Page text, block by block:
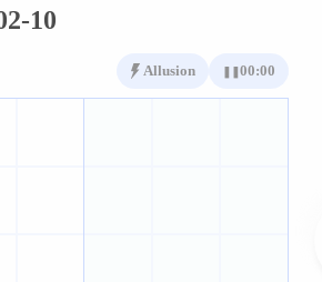
10
Allusion 00:00